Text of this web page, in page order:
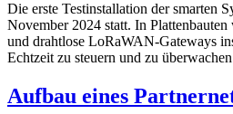
Die erste Testinstallation der smarten
November 2024 statt. In
und drahtlose LoRaWAN-Gateways
Echtzeit zu steuern und zu
Aufbau eines